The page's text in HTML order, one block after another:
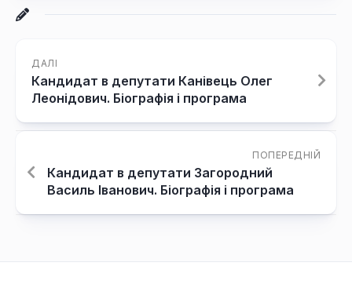
ДАЛІ
Кандидат в депутати Канівець Олег
Леонідович. Біографія і програма
ПОПЕРЕДНІЙ
Кандидат в депутати Загородний
Василь Іванович. Біографія і програма